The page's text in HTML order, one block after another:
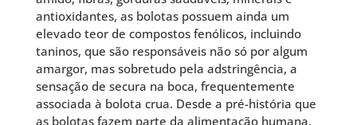
antioxidantes, as bolotas possuem ainda um
elevado teor de compostos fenólicos, incluindo
taninos, que são responsáveis não só por algum
amargor, mas sobretudo pela adstringência, a
sensação de secura na boca, frequentemente
associada à bolota crua. Desde a pré-história que
as bolotas fazem parte da alimentação humana,